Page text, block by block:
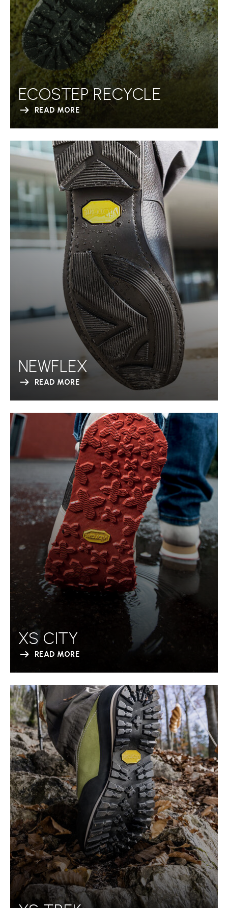
ECOSTEP RECYCLE
READ MORE
NEWFLEX
READ MORE
XS CITY
READ MORE